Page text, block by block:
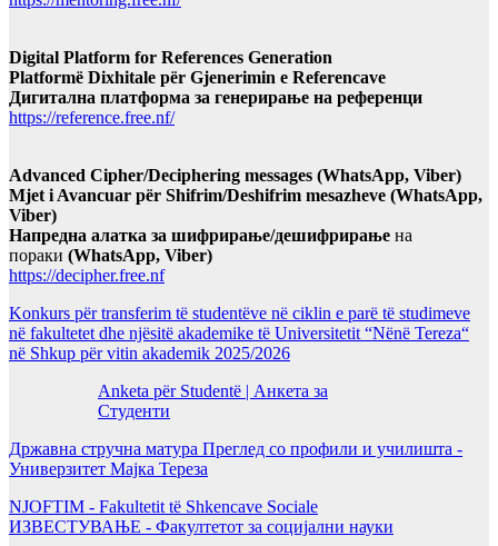
Digital Platform for References Generation
Platformë Dixhitale për Gjenerimin e Referencave
Дигитална платформа за генерирање на референци
https://reference.free.nf/
Advanced Cipher/Deciphering messages (WhatsApp, Viber)
Mjet i Avancuar për Shifrim/Deshifrim mesazheve (WhatsApp,
Viber)
Напредна алатка за шифрирање/дешифрирање на
пораки (WhatsApp, Viber)
https://decipher.free.nf
Konkurs për transferim të studentëve në ciklin e parë të studimeve
në fakultetet dhe njësitë akademike të Universitetit “Nënë Tereza“
në Shkup për vitin akademik 2025/2026
Anketa për Studentë | Анкета за
Студенти
Државна стручна матура Преглед со профили и училишта -
Универзитет Мајка Тереза
NJOFTIM - Fakultetit të Shkencave Sociale
ИЗВЕСТУВАЊЕ - Факултетот за социјални науки